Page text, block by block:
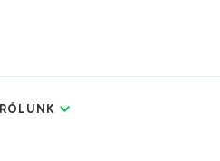
RÓLUNK